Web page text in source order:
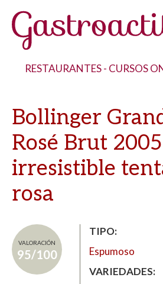
RESTAURANTES- CURSOS
Bollinger
Rosé Brut
irresistible
rosa
VALORACIÓN
95/100
TIPO
Espumoso
VARIEDADES